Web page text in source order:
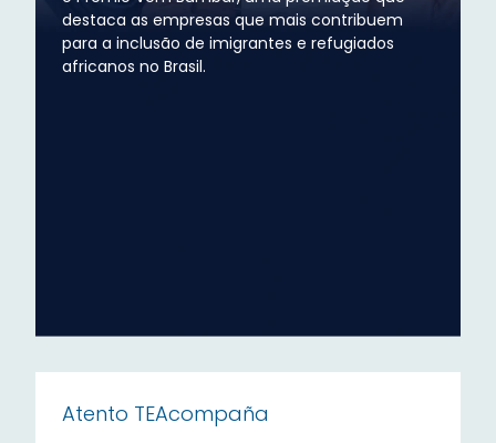
destaca as empresas que mais contribuem
para a inclusão de imigrantes e refugiados
africanos no Brasil.
Atento TEAcompaña